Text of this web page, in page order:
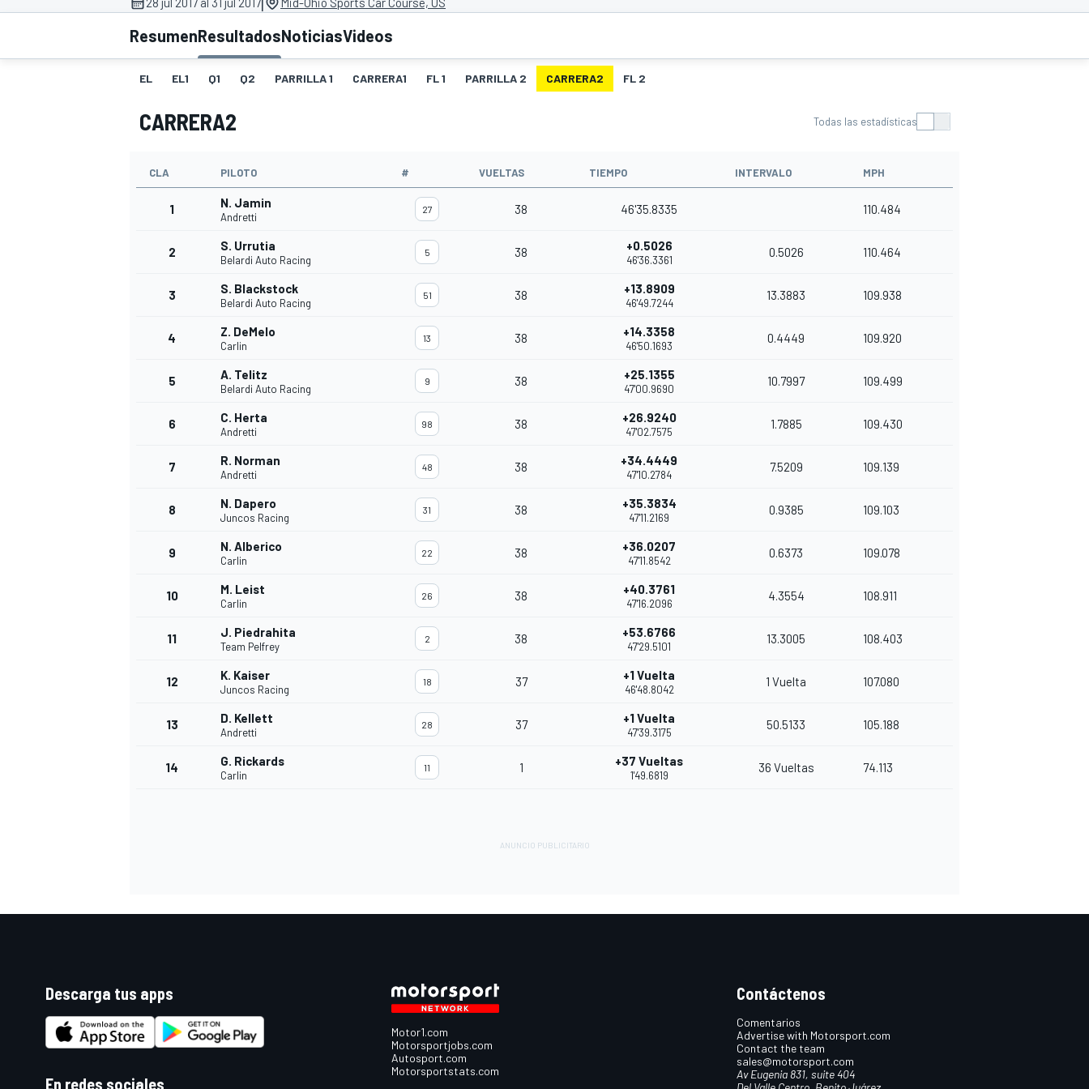
FÓRMULA E MOTO
NASCAR SPORTSCAR
ResumenResultadosNoticiasVideos
EL EL1 Q1 Q2 PARRILLA 1 CARRERA1 FL 1 PARRILLA 2 CARRERA2 FL 2
CARRERA2 Todas las estadísticas
CLA PILOTO # VUELTAS TIEMPO INTERVALO MPH
1 N. Jamin
Andretti
27 38 46'35.8335 110.484
2 S. Urrutia
Belardi Auto Racing
5 38 +0.5026
46'36.3361
0.5026 110.464
3 S. Blackstock
Belardi Auto Racing
51 38 +13.8909
46'49.7244
13.3883 109.938
4 Z. DeMelo
Carlin
13 38 +14.3358
46'50.1693
0.4449 109.920
5 A. Telitz
Belardi Auto Racing
9 38 +25.1355
47'00.9690
10.7997 109.499
6 C. Herta
Andretti
98 38 +26.9240
47'02.7575
1.7885 109.430
7 R. Norman
Andretti
48 38 +34.4449
47'10.2784
7.5209 109.139
8 N. Dapero
Juncos Racing
31 38 +35.3834
47'11.2169
0.9385 109.103
9 N. Alberico
Carlin
22 38 +36.0207
47'11.8542
0.6373 109.078
10 M. Leist
Carlin
26 38 +40.3761
47'16.2096
4.3554 108.911
11 J. Piedrahita
Team Pelfrey
2 38 +53.6766
47'29.5101
13.3005 108.403
12 K. Kaiser
Juncos Racing
18 37 +1 Vuelta
46'48.8042
1 Vuelta 107.080
13 D. Kellett
Andretti
28 37 +1 Vuelta
47'39.3175
50.5133 105.188
14 G. Rickards
Carlin
11 1 +37 Vueltas
1'49.6819
36 Vueltas 74.113
Descarga tus apps
En redes sociales
Motor1.com
Motorsportjobs.com
Autosport.com
Motorsportstats.com
Contáctenos
Comentarios
Advertise with Motorsport.com
Contact the team
sales@motorsport.com
Av Eugenia 831, suite 404